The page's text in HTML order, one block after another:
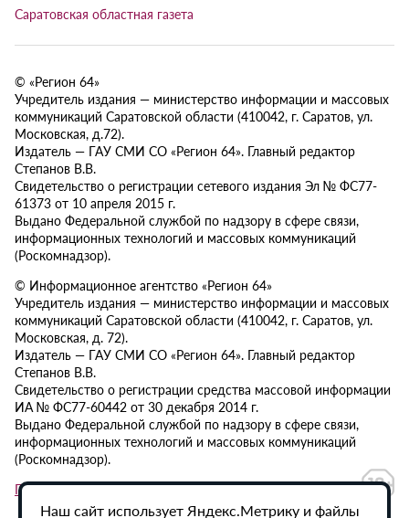
Саратовская областная газета
© «Регион 64»
Учредитель издания — министерство информации и массовых
коммуникаций Саратовской области (410042, г. Саратов, ул.
Московская, д.72).
Издатель — ГАУ СМИ СО «Регион 64». Главный редактор
Степанов В.В.
Свидетельство о регистрации сетевого издания Эл № ФС77-
61373 от 10 апреля 2015 г.
Выдано Федеральной службой по надзору в сфере связи,
информационных технологий и массовых коммуникаций
(Роскомнадзор).
© Информационное агентство «Регион 64»
Учредитель издания — министерство информации и массовых
коммуникаций Саратовской области (410042, г. Саратов, ул.
Московская, д. 72).
Издатель — ГАУ СМИ СО «Регион 64». Главный редактор
Степанов В.В.
Свидетельство о регистрации средства массовой информации
ИА № ФС77-60442 от 30 декабря 2014 г.
Выдано Федеральной службой по надзору в сфере связи,
информационных технологий и массовых коммуникаций
(Роскомнадзор).
Политика в отношении обработки персональных данных
Наш сайт использует Яндекс.Метрику и файлы